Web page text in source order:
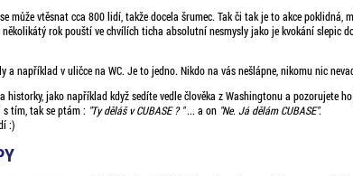
může vtěsnat cca 800 lidí, takže docela šrumec. Tak či tak je to akce poklidná,
rok pouští ve chvílích ticha absolutní nesmysly jako je kvokání slepic
a například v uličce na WC. Je to jedno. Nikdo na vás nešlápne, nikomu nic
historky, jako například když sedíte vedle člověka z Washingtonu a pozorujete
s tím, tak se ptám : "Ty děláš v CUBASE ? "... a on "Ne. Já dělám CUBASE".
:)